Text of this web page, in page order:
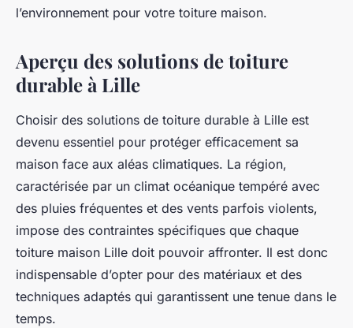
l’environnement pour votre toiture maison.
Aperçu des solutions de toiture
durable à Lille
Choisir des solutions de toiture durable à Lille est
devenu essentiel pour protéger efficacement sa
maison face aux aléas climatiques. La région,
caractérisée par un climat océanique tempéré avec
des pluies fréquentes et des vents parfois violents,
impose des contraintes spécifiques que chaque
toiture maison Lille doit pouvoir affronter. Il est donc
indispensable d’opter pour des matériaux et des
techniques adaptés qui garantissent une tenue dans le
temps.